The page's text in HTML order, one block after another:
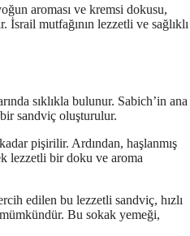
aroması ve kremsi dokusu,
mutfağının lezzetli ve sağlıklı
sıklıkla bulunur. Sabich’in ana
sandviç oluşturulur.
pişirilir. Ardından, haşlanmış
lezzetli bir doku ve aroma
edilen bu lezzetli sandviç, hızlı
Bu sokak yemeği,